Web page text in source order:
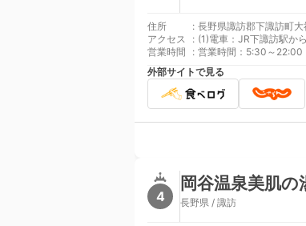
住所 : 長野県諏訪郡下諏訪町大
アクセス
:
営業時間
: 営業時間：5:30～22:00
外部サイトで見る
4
岡谷温泉美肌の
長野県 / 諏訪